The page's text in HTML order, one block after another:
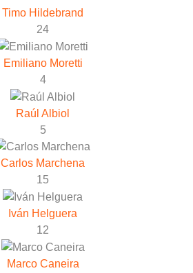
Timo Hildebrand
24
Emiliano Moretti
4
Raúl Albiol
5
Carlos Marchena
15
Iván Helguera
12
Marco Caneira